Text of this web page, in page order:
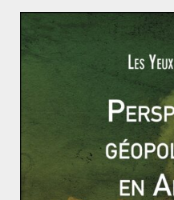
« détournement »
étrangères et propose
comme Soshour [
3].
Les moyens alternatifs
cyberespace ont été au
Edward Snowden en
notamment les
. Ce programme
nationale de la sécurité